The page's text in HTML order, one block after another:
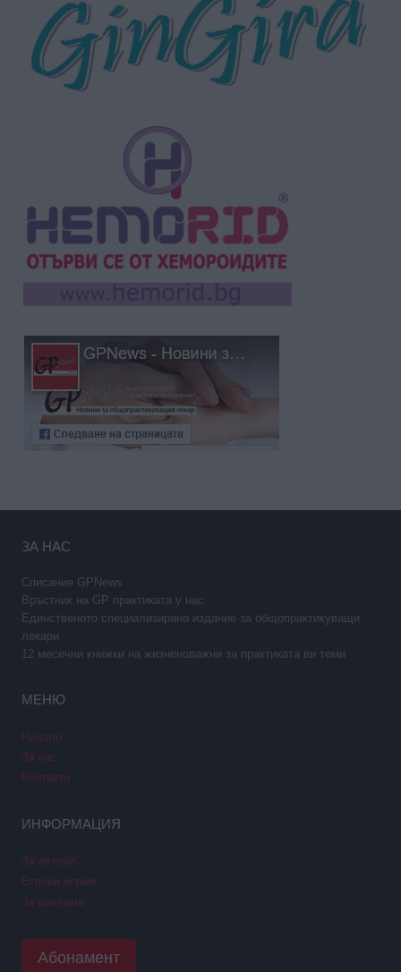
ЗА НАС
Списание GPNews
Връстник на GP практиката у нас
Единственото специализирано издание за общопрактикуващи
лекари
12 месечни книжки на жизненоважни за практиката ви теми
МЕНЮ
Начало
За нас
Контакти
ИНФОРМАЦИЯ
За автори
Етични норми
За реклама
Абонамент